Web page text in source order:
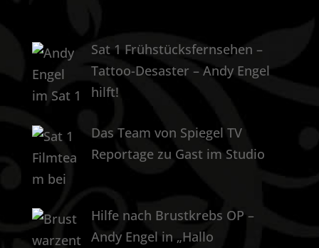
Sat 1 Frühstücksfernsehen –
Tattoo-Desaster – Andy Engel
hilft!
Das Team von Spiegel TV
Reportage zu Gast im Studio
Hilfe nach Brustkrebs OP –
Andy Engel in „Hallo